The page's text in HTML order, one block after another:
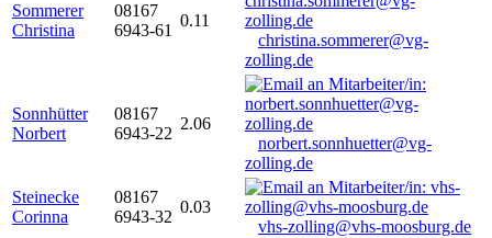
Sommerer
Christina
08167
6943-61
0.11
christina.sommerer@vg-
zolling.de
Sonnhütter
Norbert
08167
6943-22
2.06
norbert.sonnhuetter@vg-
zolling.de
Steinecke
Corinna
08167
6943-32
0.03
vhs-zolling@vhs-moosburg.de